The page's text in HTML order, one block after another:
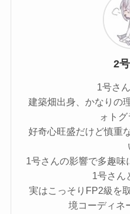
2
1号さ
建築畑出身、かなりの
ォト
好奇心旺盛だけど慎重
1号さんの影響で多趣味
1号さん
実はこっそりFP2級を
境コーディネ